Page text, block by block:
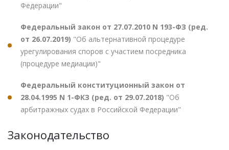
Федерации"
Федеральный закон от 27.07.2010 N 193-ФЗ (ред.
от 26.07.2019) "Об альтернативной процедуре
урегулирования споров с участием посредника
(процедуре медиации)"
Федеральный конституционный закон от
28.04.1995 N 1-ФКЗ (ред. от 29.07.2018) "Об
арбитражных судах в Российской Федерации"
Законодательство